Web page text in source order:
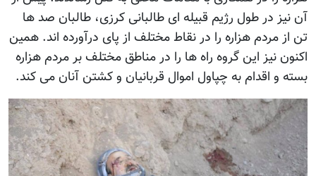
آن نیز در طول رژيم قبیله ای طالبانی کرزی، طالبان صد ها
تن از مردم هزاره را در نقاط مختلف از پای درآورده اند. همین
اکنون نیز این گروه راه ها را در مناطق مختلف بر مردم هزاره
بسته و اقدام به چپاول اموال قربانیان و کشتن آنان می کند.